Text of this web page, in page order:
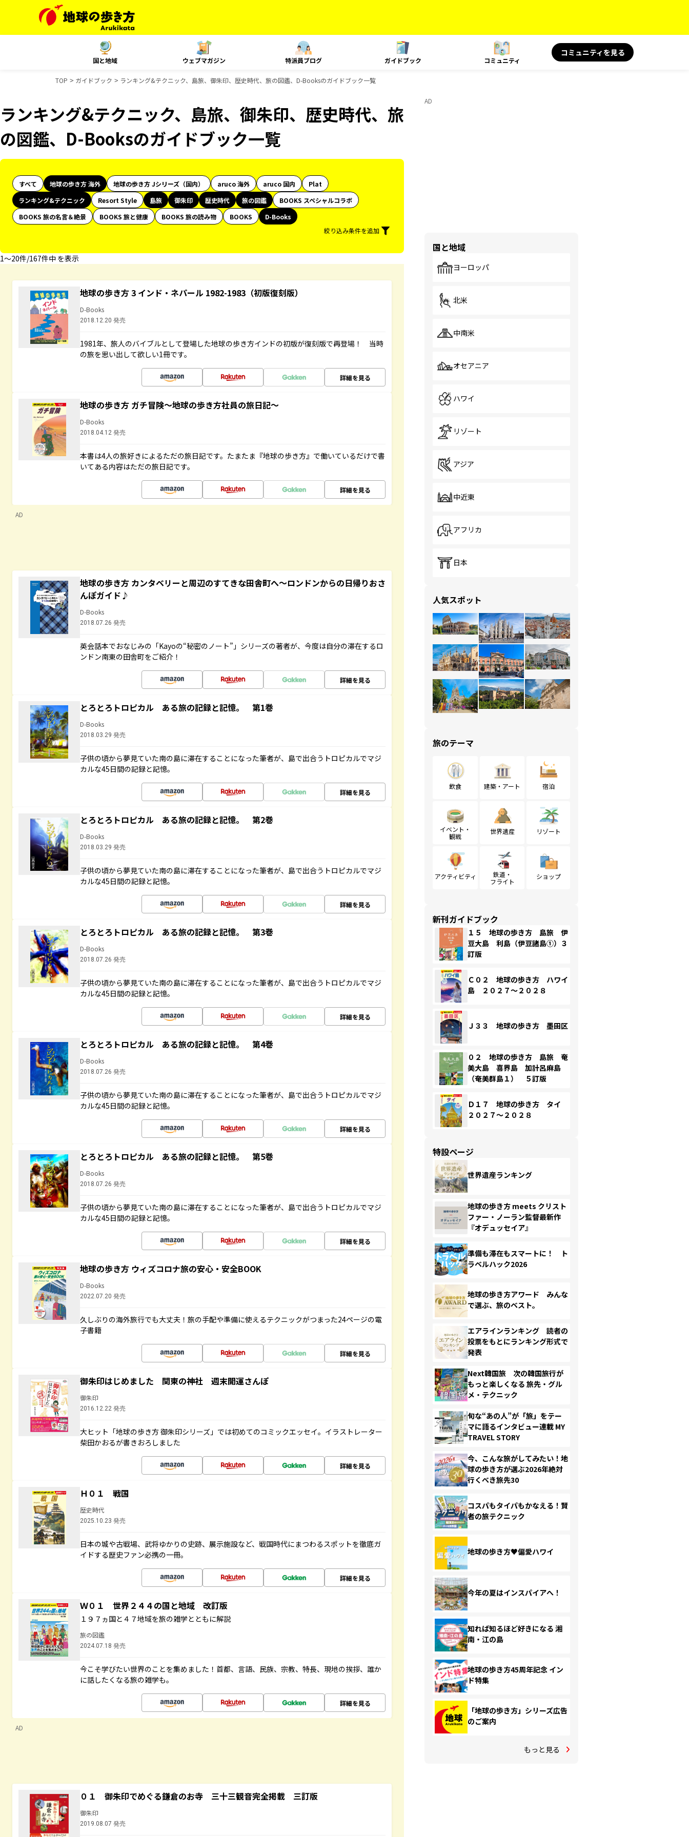
国と地域 ウェブマガジン 特派員ブログ ガイドブック コミュニティ
コミュニティを見る
TOP ガイドブック ランキング&テクニック、島旅、御朱印、歴史時代、旅の図鑑、D-Booksのガイドブック一覧
ランキング&テクニック、島旅、御朱印、歴史時代、旅
の図鑑、D-Booksのガイドブック一覧
すべて 地球の歩き方 海外 地球の歩き方 Jシリーズ（国内） aruco 海外 aruco 国内
Plat
ランキング&テクニック
Resort Style 島旅 御朱印 歴史時代 旅の図鑑
BOOKS スペシャルコラボ
BOOKS 旅の名言＆絶景
BOOKS 旅と健康 BOOKS 旅の読み物 BOOKS
D-Books
絞り込み条件を追加
1〜20件/167件中 を表示
地球の歩き方 3 インド・ネパール 1982-1983（初版復刻版）
D-Books
2018.12.20 発売
1981年、旅人のバイブルとして登場した地球の歩き方インドの初版が復刻版で再登場！ 当時
の旅を思い出して欲しい1冊です。
詳細を見る
地球の歩き方 ガチ冒険～地球の歩き方社員の旅日記～
D-Books
2018.04.12 発売
本書は4人の旅好きによるただの旅日記です。たまたま『地球の歩き方』で働いているだけで書
いてある内容はただの旅日記です。
詳細を見る
AD
地球の歩き方 カンタベリーと周辺のすてきな田舎町へ～ロンドンからの日帰りおさ
んぽガイド♪
D-Books
2018.07.26 発売
英会話本でおなじみの「Kayoの“秘密のノート”」シリーズの著者が、今度は自分の滞在するロ
ンドン南東の田舎町をご紹介！
詳細を見る
とろとろトロピカル ある旅の記録と記憶。 第1巻
D-Books
2018.03.29 発売
子供の頃から夢見ていた南の島に滞在することになった筆者が、島で出合うトロピカルでマジ
カルな45日間の記録と記憶。
詳細を見る
とろとろトロピカル ある旅の記録と記憶。 第2巻
D-Books
2018.03.29 発売
子供の頃から夢見ていた南の島に滞在することになった筆者が、島で出合うトロピカルでマジ
カルな45日間の記録と記憶。
詳細を見る
とろとろトロピカル ある旅の記録と記憶。 第3巻
D-Books
2018.07.26 発売
子供の頃から夢見ていた南の島に滞在することになった筆者が、島で出合うトロピカルでマジ
カルな45日間の記録と記憶。
詳細を見る
とろとろトロピカル ある旅の記録と記憶。 第4巻
D-Books
2018.07.26 発売
子供の頃から夢見ていた南の島に滞在することになった筆者が、島で出合うトロピカルでマジ
カルな45日間の記録と記憶。
詳細を見る
とろとろトロピカル ある旅の記録と記憶。 第5巻
D-Books
2018.07.26 発売
子供の頃から夢見ていた南の島に滞在することになった筆者が、島で出合うトロピカルでマジ
カルな45日間の記録と記憶。
詳細を見る
地球の歩き方 ウィズコロナ旅の安心・安全BOOK
D-Books
2022.07.20 発売
久しぶりの海外旅行でも大丈夫！旅の手配や準備に使えるテクニックがつまった24ページの電
子書籍
詳細を見る
御朱印はじめました 関東の神社 週末開運さんぽ
御朱印
2016.12.22 発売
大ヒット「地球の歩き方 御朱印シリーズ」では初めてのコミックエッセイ。イラストレーター
柴田かおるが書きおろしました
詳細を見る
Ｈ０１ 戦国
歴史時代
2025.10.23 発売
日本の城や古戦場、武将ゆかりの史跡、展示施設など、戦国時代にまつわるスポットを徹底ガ
イドする歴史ファン必携の一冊。
詳細を見る
Ｗ０１ 世界２４４の国と地域 改訂版
１９７ヵ国と４７地域を旅の雑学とともに解説
旅の図鑑
2024.07.18 発売
今こそ学びたい世界のことを集めました！首都、言語、民族、宗教、特長、現地の挨拶、誰か
に話したくなる旅の雑学も。
詳細を見る
AD
０１ 御朱印でめぐる鎌倉のお寺 三十三観音完全掲載 三訂版
御朱印
2019.08.07 発売
AD
国と地域
ヨーロッパ
北米
中南米
オセアニア
ハワイ
リゾート
アジア
中近東
アフリカ
日本
人気スポット
旅のテーマ
飲食 建築・アート 宿泊
イベント・
観戦
世界遺産 リゾート
アクティビティ
鉄道・
フライト
ショップ
新刊ガイドブック
１５ 地球の歩き方 島旅 伊
豆大島 利島（伊豆諸島①）３
訂版
Ｃ０２ 地球の歩き方 ハワイ
島 ２０２７～２０２８
Ｊ３３ 地球の歩き方 墨田区
０２ 地球の歩き方 島旅 奄
美大島 喜界島 加計呂麻島
（奄美群島１） ５訂版
Ｄ１７ 地球の歩き方 タイ
２０２７～２０２８
特設ページ
世界遺産ランキング
地球の歩き方 meets クリスト
ファー・ノーラン監督最新作
『オデュッセイア』
準備も滞在もスマートに！ ト
ラベルハック2026
地球の歩き方アワード みんな
で選ぶ、旅のベスト。
エアラインランキング 読者の
投票をもとにランキング形式で
発表
Next韓国旅 次の韓国旅行が
もっと楽しくなる 旅先・グル
メ・テクニック
旬な“あの人”が「旅」をテー
マに語るインタビュー連載 MY
TRAVEL STORY
今、こんな旅がしてみたい！地
球の歩き方が選ぶ2026年絶対
行くべき旅先30
コスパもタイパもかなえる！賢
者の旅テクニック
地球の歩き方♥偏愛ハワイ
今年の夏はインスパイアへ！
知れば知るほど好きになる 湘
南・江の島
地球の歩き方45周年記念 イン
ド特集
「地球の歩き方」シリーズ広告
のご案内
もっと見る